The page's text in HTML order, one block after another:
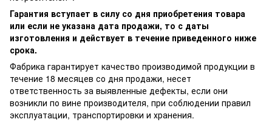
Гарантия вступает в силу со дня приобретения товара
или если не указана дата продажи, то с даты
изготовления и действует в течение приведенного ниже
срока.
Фабрика гарантирует качество производимой продукции в
течение 18 месяцев со дня продажи, несет
ответственность за выявленные дефекты, если они
возникли по вине производителя, при соблюдении правил
эксплуатации, транспортировки и хранения.